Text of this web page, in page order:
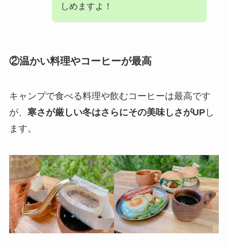
しめますよ！
②温かい料理やコーヒーが最高
キャンプで食べる料理や飲むコーヒーは最高です
が、 寒さが厳しい冬はさらにその美味しさがUPし
ます。